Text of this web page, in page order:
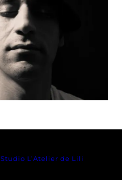
Studio L’Atelier de Lili